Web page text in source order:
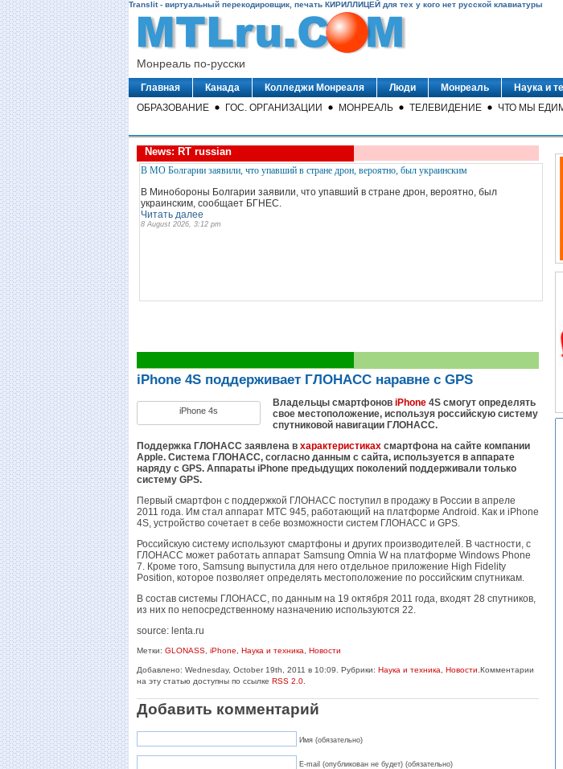
Translit - виртуальный перекодировщик, печать КИРИЛЛИЦЕЙ для тех у кого нет русской клавиатуры
Монреаль по-русски
Главная Канада Колледжи Монреаля Люди Монреаль Наука и
ОБРАЗОВАНИЕ
ГОС. ОРГАНИЗАЦИИ МОНРЕАЛЬ ТЕЛЕВИДЕНИЕ ЧТО МЫ
News: RT russian
В МО Болгарии заявили, что упавший в стране дрон, вероятно, был украинским
В Минобороны Болгарии заявили, что упавший в стране дрон, вероятно, был
украинским, сообщает БГНЕС.
Читать далее
8 August 2026, 3:12 pm
Иностранные инвесторы проявляют интерес к Оренбургской области. Об этом заявил
глава представительства МИД России в Оренбурге Андрей Хибаков.
Читать далее
iPhone 4S поддерживает ГЛОНАСС наравне с GPS
iPhone 4s
Владельцы смартфонов iPhone 4S смогут определять
свое местоположение, используя российскую систему
спутниковой навигации ГЛОНАСС.
Поддержка ГЛОНАСС заявлена в характеристиках смартфона на сайте компании
Apple. Система ГЛОНАСС, согласно данным с сайта, используется в аппарате
наряду с GPS. Аппараты iPhone предыдущих поколений поддерживали только
систему GPS.
Первый смартфон с поддержкой ГЛОНАСС поступил в продажу в России в апреле
2011 года. Им стал аппарат МТС 945, работающий на платформе Android. Как и iPhone
4S, устройство сочетает в себе возможности систем ГЛОНАСС и GPS.
Российскую систему используют смартфоны и других производителей. В частности, с
ГЛОНАСС может работать аппарат Samsung Omnia W на платформе Windows Phone
7. Кроме того, Samsung выпустила для него отдельное приложение High Fidelity
Position, которое позволяет определять местоположение по российским спутникам.
В состав системы ГЛОНАСС, по данным на 19 октября 2011 года, входят 28 спутников,
из них по непосредственному назначению используются 22.
source: lenta.ru
Метки: GLONASS iPhone Наука и техника Новости
Добавлено: Wednesday, October 19th, 2011 в 10:09. Рубрики: Наука и техника Новости .Комментарии
на эту статью доступны по ссылке RSS 2.0
Добавить комментарий
Имя (обязательно)
E-mail (опубликован не будет) (обязательно)